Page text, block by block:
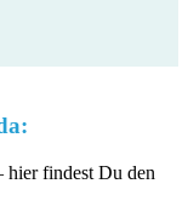
hier findest Du den